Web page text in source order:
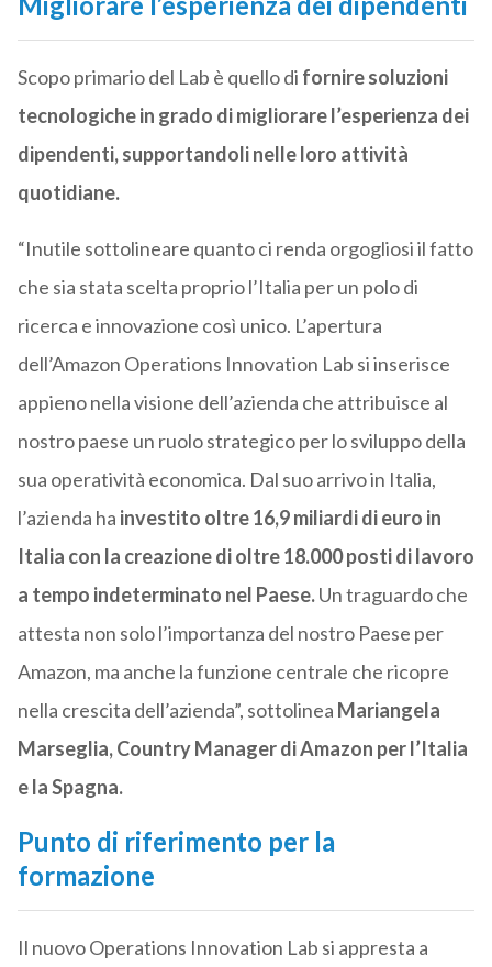
Scopo primario del Lab è quello di fornire soluzioni
tecnologiche in grado di migliorare l’esperienza dei
dipendenti, supportandoli nelle loro attività
quotidiane.
“Inutile sottolineare quanto ci renda orgogliosi il fatto
che sia stata scelta proprio l’Italia per un polo di
ricerca e innovazione così unico. L’apertura
dell’Amazon Operations Innovation Lab si inserisce
appieno nella visione dell’azienda che attribuisce al
nostro paese un ruolo strategico per lo sviluppo della
sua operatività economica. Dal suo arrivo in Italia,
l’azienda ha investito oltre 16,9 miliardi di euro in
Italia con la creazione di oltre 18.000 posti di lavoro
a tempo indeterminato nel Paese.Un traguardo che
attesta non solo l’importanza del nostro Paese per
Amazon, ma anche la funzione centrale che ricopre
nella crescita dell’azienda”, sottolinea Mariangela
Marseglia, Country Manager di Amazon per l’Italia
e la Spagna.
Punto di riferimento per la
formazione
Il nuovo Operations Innovation Lab si appresta a